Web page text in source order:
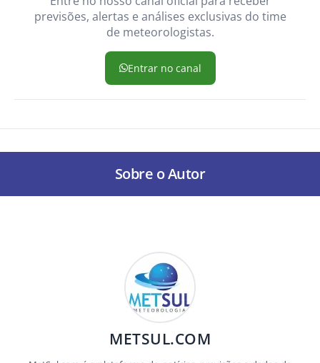
previsões, alertas e análises exclusivas do time
de meteorologistas.
Entrar no canal
Sobre o Autor
METSUL.COM